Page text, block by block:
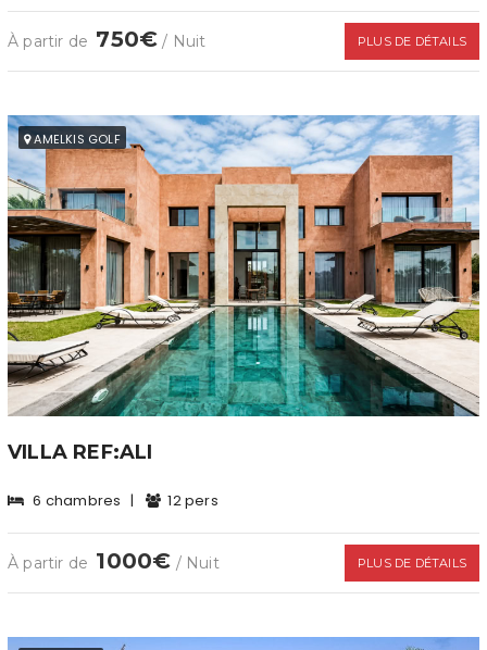
À partir de 750€ / Nuit PLUS DE DÉTAILS
AMELKIS GOLF
VILLA REF:ALI
6 chambres | 12 pers
À partir de 1000€ / Nuit PLUS DE DÉTAILS